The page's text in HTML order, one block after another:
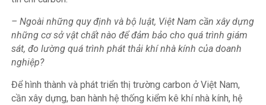
– Ngoài những quy định và bộ luật, Việt Nam cần xây dựng
những cơ sở vật chất nào để đảm bảo cho quá trình giám
sát, đo lường quá trình phát thải khí nhà kính của doanh
nghiệp?
Để hình thành và phát triển thị trường carbon ở Việt Nam,
cần xây dựng, ban hành hệ thống kiểm kê khí nhà kính, hệ